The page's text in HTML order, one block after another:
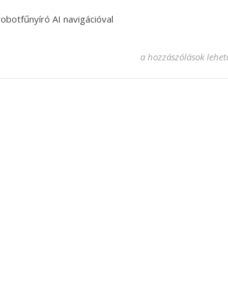
AI navigációval
Segway Navimow
a hozzászólások